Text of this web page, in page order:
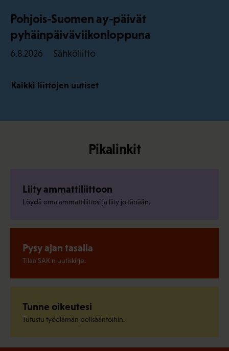
Pohjois-Suomen ay-päivät
pyhäinpäiväviikonloppuna
6.8.2026 Sähköliitto
Kaikki liittojen uutiset
Pikalinkit
Liity ammattiliittoon
Löydä oma ammattiliittosi ja liity jo tänään.
Pysy ajan tasalla
Tilaa SAK:n uutiskirje.
Tunne oikeutesi
Tutustu työelämän pelisääntöihin.